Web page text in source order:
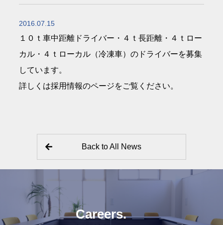
2016.07.15
１０ｔ車中距離ドライバー・４ｔ長距離・４ｔロー
カル・４ｔローカル（冷凍車）のドライバーを募集
しています。
詳しくは採用情報のページをご覧ください。
Back to All News
Careers.